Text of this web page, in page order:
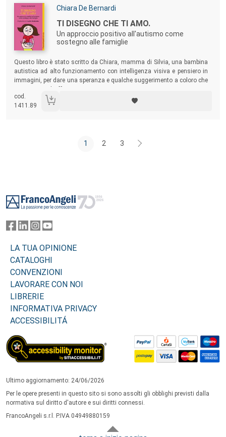
Autori:
Chiara De Bernardi
Titolo:
TI DISEGNO CHE TI AMO.
Un approccio positivo all'autismo come
sostegno alle famiglie
Sommario:
Questo libro è stato scritto da Chiara, mamma di Silvia, una bambina
autistica ad alto funzionamento con intelligenza visiva e pensiero in
immagini, per dare una speranza e qualche suggerimento a coloro che
esempi pratici e un pizzico di ironia l’autrice spiega che la vita con un
autistico ha lati assolutamente positivi, senza negare la drammaticità
cod.
1411.89
1 2 3
LA TUA OPINIONE
CATALOGHI
CONVENZIONI
LAVORARE CON NOI
LIBRERIE
INFORMATIVA PRIVACY
ACCESSIBILITÁ
Ultimo aggiornamento: 24/06/2026
Per le opere presenti in questo sito si sono assolti gli obblighi previsti dalla
normativa sul diritto d'autore e sui diritti connessi.
FrancoAngeli s.r.l. P.IVA 04949880159